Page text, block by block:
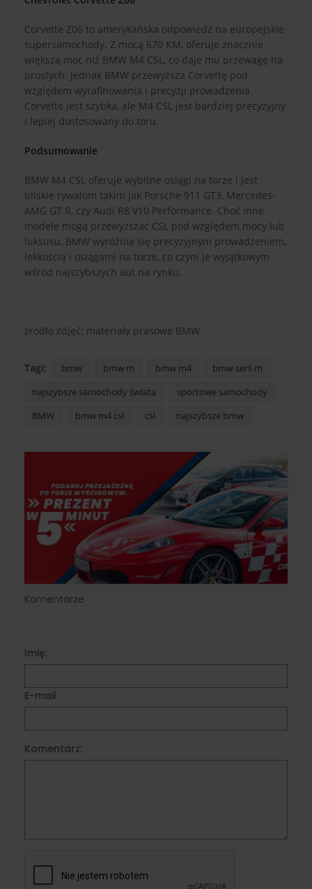
Corvette Z06 to amerykańska odpowiedź na europejskie
supersamochody. Z mocą 670 KM, oferuje znacznie
większą moc niż BMW M4 CSL, co daje mu przewagę na
prostych. Jednak BMW przewyższa Corvettę pod
względem wyrafinowania i precyzji prowadzenia.
Corvette jest szybka, ale M4 CSL jest bardziej precyzyjny
i lepiej dostosowany do toru.
Podsumowanie
BMW M4 CSL oferuje wybitne osiągi na torze i jest
bliskie rywalom takim jak Porsche 911 GT3, Mercedes-
AMG GT R, czy Audi R8 V10 Performance. Choć inne
modele mogą przewyższać CSL pod względem mocy lub
luksusu, BMW wyróżnia się precyzyjnym prowadzeniem,
lekkością i osiągami na torze, co czyni je wyjątkowym
wśród najszybszych aut na rynku.
źródło zdjęć: materiały prasowe BMW
Tagi: bmw bmw m bmw m4
bmw serii m
najszybsze samochody świata
sportowe samochody
BMW
bmw m4 csl csl najszybsze bmw
Komentarze
Imię:
E-mail:
Komentarz: